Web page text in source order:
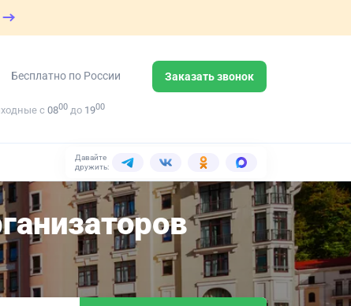
Бесплатно по России Заказать звонок
с 0800 до 1900
Давайте
дружить: